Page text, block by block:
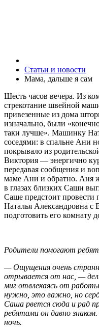
Статьи и новости
Мама, дальше я сам
Шесть часов вечера. Из
стрекотание швейной
привезенные из дома
изначально, были
таки лучше». Машинку
соседями: в спальне Ани
покрывало из
Виктория — энергично
передавая сообщения и
маме Ани и обратно. Аня
в глазах близких Саши
Саше предстоит провести
Наталья Александровна с
подготовить его комнату
Родители помогают
— Ощущения очень
отрывается от нас, —
миг отвлекаясь от
нужно, это важно, но
Саша рвется сюда и рад
ребятами он давно
ночь.